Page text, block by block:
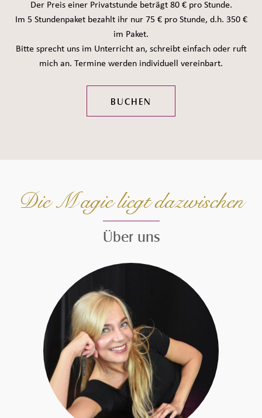
Der Preis einer Privatstunde beträgt 80 € pro Stunde.
Im 5 Stundenpaket bezahlt ihr nur 75 € pro Stunde, d.h. 350 €
im Paket.
Bitte sprecht uns im Unterricht an, schreibt einfach oder ruft
mich an. Termine werden individuell vereinbart.
BUCHEN
Die Magie liegt dazwischen
Über uns
Seiteninhalt überspringen und zur Fußzeile gehen